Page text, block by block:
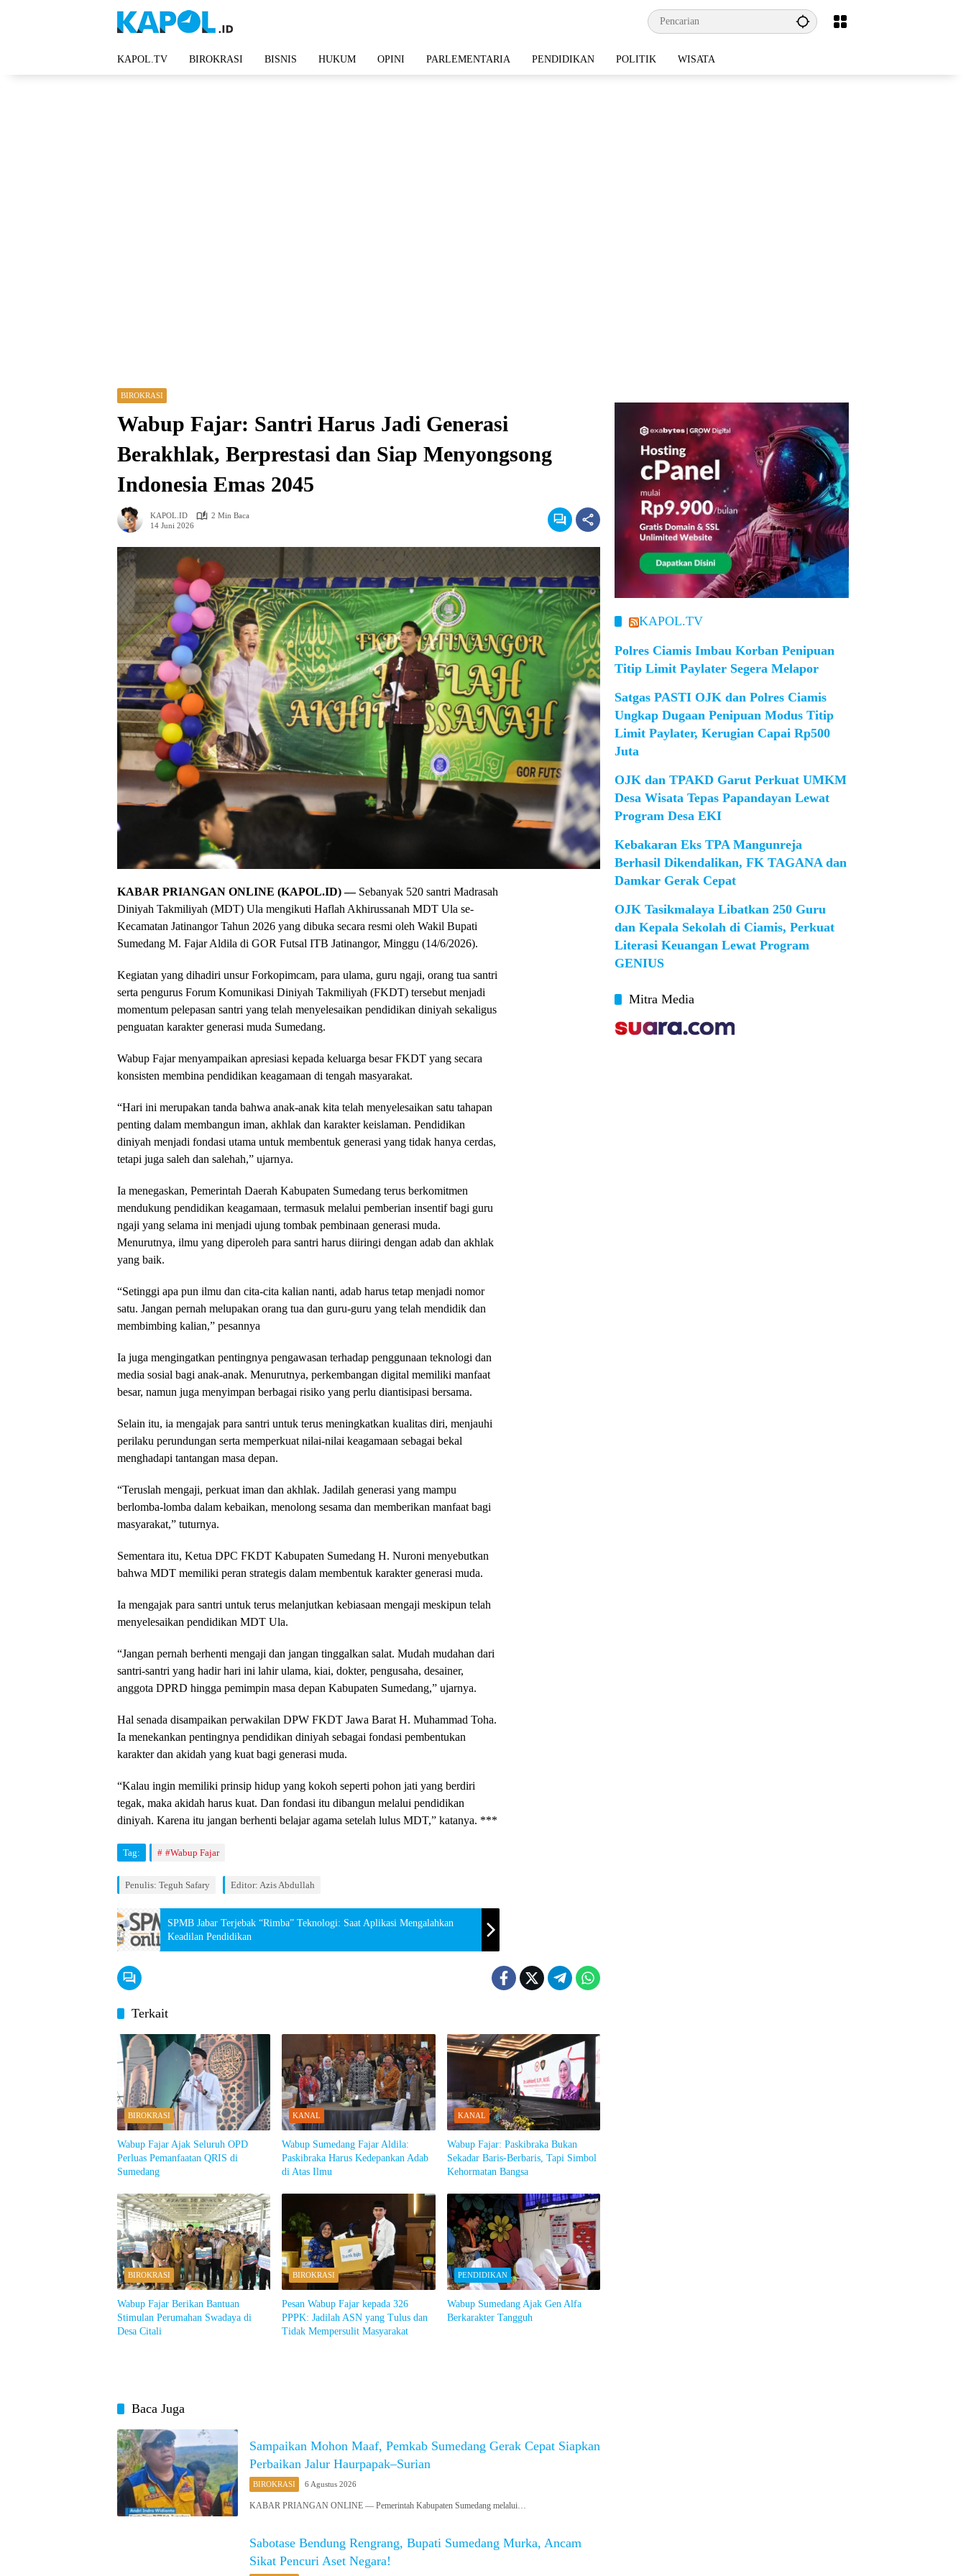
KAPOL.TV BIROKRASI BISNIS HUKUM OPINI PARLEMENTARIA PENDIDIKAN POLITIK WISATA
BIROKRASI
Wabup Fajar: Santri Harus Jadi Generasi
Berakhlak, Berprestasi dan Siap Menyongsong
Indonesia Emas 2045
KAPOL.ID
2 Min Baca
14 Juni 2026
KABAR PRIANGAN ONLINE (KAPOL.ID) —Sebanyak 520 santri Madrasah
Diniyah Takmiliyah (MDT) Ula mengikuti Haflah Akhirussanah MDT Ula se-
Kecamatan Jatinangor Tahun 2026 yang dibuka secara resmi oleh Wakil Bupati
Sumedang M. Fajar Aldila di GOR Futsal ITB Jatinangor, Minggu (14/6/2026).
Kegiatan yang dihadiri unsur Forkopimcam, para ulama, guru ngaji, orang tua santri
serta pengurus Forum Komunikasi Diniyah Takmiliyah (FKDT) tersebut menjadi
momentum pelepasan santri yang telah menyelesaikan pendidikan diniyah sekaligus
penguatan karakter generasi muda Sumedang.
Wabup Fajar menyampaikan apresiasi kepada keluarga besar FKDT yang secara
konsisten membina pendidikan keagamaan di tengah masyarakat.
“Hari ini merupakan tanda bahwa anak-anak kita telah menyelesaikan satu tahapan
penting dalam membangun iman, akhlak dan karakter keislaman. Pendidikan
diniyah menjadi fondasi utama untuk membentuk generasi yang tidak hanya cerdas,
tetapi juga saleh dan salehah,” ujarnya.
Ia menegaskan, Pemerintah Daerah Kabupaten Sumedang terus berkomitmen
mendukung pendidikan keagamaan, termasuk melalui pemberian insentif bagi guru
ngaji yang selama ini menjadi ujung tombak pembinaan generasi muda.
Menurutnya, ilmu yang diperoleh para santri harus diiringi dengan adab dan akhlak
yang baik.
“Setinggi apa pun ilmu dan cita-cita kalian nanti, adab harus tetap menjadi nomor
satu. Jangan pernah melupakan orang tua dan guru-guru yang telah mendidik dan
membimbing kalian,” pesannya
Ia juga mengingatkan pentingnya pengawasan terhadap penggunaan teknologi dan
media sosial bagi anak-anak. Menurutnya, perkembangan digital memiliki manfaat
besar, namun juga menyimpan berbagai risiko yang perlu diantisipasi bersama.
Selain itu, ia mengajak para santri untuk terus meningkatkan kualitas diri, menjauhi
perilaku perundungan serta memperkuat nilai-nilai keagamaan sebagai bekal
menghadapi tantangan masa depan.
“Teruslah mengaji, perkuat iman dan akhlak. Jadilah generasi yang mampu
berlomba-lomba dalam kebaikan, menolong sesama dan memberikan manfaat bagi
masyarakat,” tuturnya.
Sementara itu, Ketua DPC FKDT Kabupaten Sumedang H. Nuroni menyebutkan
bahwa MDT memiliki peran strategis dalam membentuk karakter generasi muda.
Ia mengajak para santri untuk terus melanjutkan kebiasaan mengaji meskipun telah
menyelesaikan pendidikan MDT Ula.
“Jangan pernah berhenti mengaji dan jangan tinggalkan salat. Mudah mudahan dari
santri-santri yang hadir hari ini lahir ulama, kiai, dokter, pengusaha, desainer,
anggota DPRD hingga pemimpin masa depan Kabupaten Sumedang,” ujarnya.
Hal senada disampaikan perwakilan DPW FKDT Jawa Barat H. Muhammad Toha.
Ia menekankan pentingnya pendidikan diniyah sebagai fondasi pembentukan
karakter dan akidah yang kuat bagi generasi muda.
“Kalau ingin memiliki prinsip hidup yang kokoh seperti pohon jati yang berdiri
tegak, maka akidah harus kuat. Dan fondasi itu dibangun melalui pendidikan
diniyah. Karena itu jangan berhenti belajar agama setelah lulus MDT,” katanya. ***
Tag: #Wabup Fajar
Penulis: Teguh Safary Editor: Azis Abdullah
SPMB Jabar Terjebak “Rimba” Teknologi: Saat Aplikasi Mengalahkan
Keadilan Pendidikan
Terkait
BIROKRASI
Wabup Fajar Ajak Seluruh OPD
Perluas Pemanfaatan QRIS di
Sumedang
KANAL
Wabup Sumedang Fajar Aldila:
Paskibraka Harus Kedepankan Adab
di Atas Ilmu
KANAL
Wabup Fajar: Paskibraka Bukan
Sekadar Baris-Berbaris, Tapi Simbol
Kehormatan Bangsa
BIROKRASI
Wabup Fajar Berikan Bantuan
Stimulan Perumahan Swadaya di
Desa Citali
BIROKRASI
Pesan Wabup Fajar kepada 326
PPPK: Jadilah ASN yang Tulus dan
Tidak Mempersulit Masyarakat
PENDIDIKAN
Wabup Sumedang Ajak Gen Alfa
Berkarakter Tangguh
Baca Juga
Sampaikan Mohon Maaf, Pemkab Sumedang Gerak Cepat Siapkan
Perbaikan Jalur Haurpapak–Surian
BIROKRASI 6 Agustus 2026
KABAR PRIANGAN ONLINE — Pemerintah Kabupaten Sumedang melalui…
Sabotase Bendung Rengrang, Bupati Sumedang Murka, Ancam
Sikat Pencuri Aset Negara!
KAPOL.TV
Polres Ciamis Imbau Korban Penipuan
Titip Limit Paylater Segera Melapor
Satgas PASTI OJK dan Polres Ciamis
Ungkap Dugaan Penipuan Modus Titip
Limit Paylater, Kerugian Capai Rp500
Juta
OJK dan TPAKD Garut Perkuat UMKM
Desa Wisata Tepas Papandayan Lewat
Program Desa EKI
Kebakaran Eks TPA Mangunreja
Berhasil Dikendalikan, FK TAGANA dan
Damkar Gerak Cepat
OJK Tasikmalaya Libatkan 250 Guru
dan Kepala Sekolah di Ciamis, Perkuat
Literasi Keuangan Lewat Program
GENIUS
Mitra Media